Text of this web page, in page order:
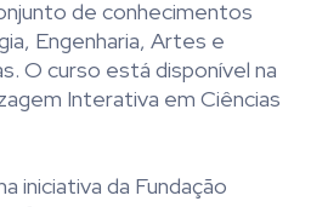
de conhecimentos
Engenharia, Artes e
O curso está disponível na
Interativa em Ciências
iniciativa da Fundação